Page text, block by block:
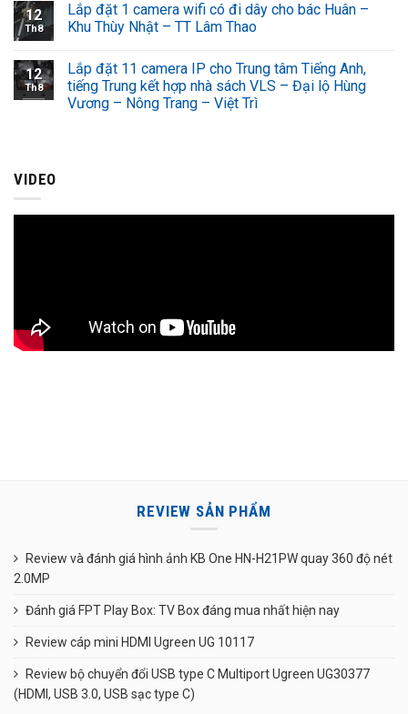
12
Th8
Lắp đặt 1 camera wifi có đi dây cho bác Huân –
Khu Thùy Nhật – TT Lâm Thao
12
Th8
Lắp đặt 11 camera IP cho Trung tâm Tiếng Anh,
tiếng Trung kết hợp nhà sách VLS – Đại lộ Hùng
Vương – Nông Trang – Việt Trì
VIDEO
REVIEW SẢN PHẨM
Review và đánh giá hình ảnh KB One HN-H21PW quay 360 độ nét
2.0MP
Đánh giá FPT Play Box: TV Box đáng mua nhất hiện nay
Review cáp mini HDMI Ugreen UG 10117
Review bộ chuyển đổi USB type C Multiport Ugreen UG30377
(HDMI, USB 3.0, USB sạc type C)